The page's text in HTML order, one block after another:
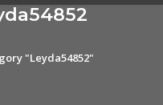
"Leyda54852"